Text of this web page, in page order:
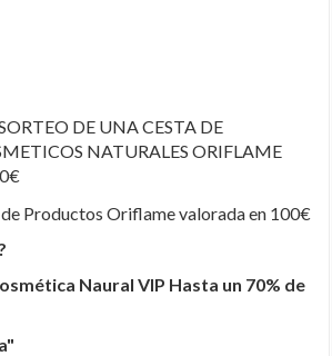
DE UNA CESTA DE
NATURALES ORIFLAME
Naural VIP Hasta un 70% de